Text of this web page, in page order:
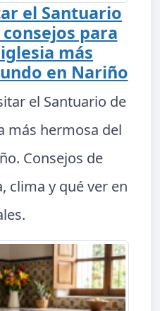
el Santuario
consejos para
más
en Nariño
el Santuario de
más hermosa del
Consejos de
clima y qué ver en